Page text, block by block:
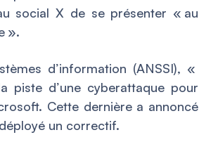
social X de se présenter « au
».
d’information (ANSSI), «
piste d’une cyberattaque pour
Cette dernière a annoncé
un correctif.